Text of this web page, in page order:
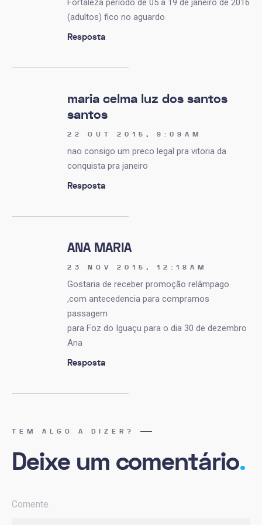
Fortaleza periodo de 05 a 19 de janeiro de 2016
(adultos) fico no aguardo
Resposta
maria celma luz dos santos
santos
22 OUT 2015, 9:09AM
nao consigo um preco legal pra vitoria da
conquista pra janeiro
Resposta
ANA MARIA
23 NOV 2015, 12:18AM
Gostaria de receber promoção relâmpago
,com antecedencia para compramos
passagem
para Foz do Iguaçu para o dia 30 de dezembro
Ana
Resposta
TEM ALGO A DIZER?
Deixe um comentário.
Comente